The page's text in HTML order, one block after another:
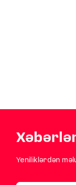
Yeniliklərdən